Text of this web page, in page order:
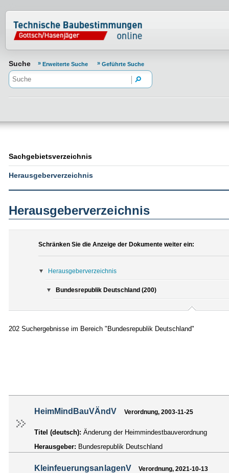
Normenportal Barrierefreiheit
Suche Erweiterte Suche Geführte Suche
Sachgebietsverzeichnis
Herausgeberverzeichnis
Herausgeberverzeichnis
Schränken Sie die Anzeige der Dokumente weiter ein:
Herausgeberverzeichnis
Bundesrepublik Deutschland (200)
202 Suchergebnisse im Bereich "Bundesrepublik Deutschland"
HeimMindBauVÄndV Verordnung, 2003-11-25
Titel (deutsch): Änderung der Heimmindestbauverordnung
Herausgeber: Bundesrepublik Deutschland
KleinfeuerungsanlagenV Verordnung, 2021-10-13